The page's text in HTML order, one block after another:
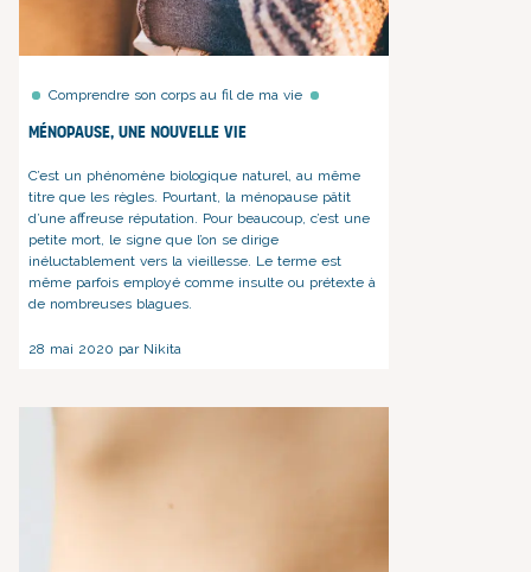
Comprendre son corps au fil de ma vie
Ménopause, une nouvelle vie
C’est un phénomène biologique naturel, au même
titre que les règles. Pourtant, la ménopause pâtit
d’une affreuse réputation. Pour beaucoup, c’est une
petite mort, le signe que l’on se dirige
inéluctablement vers la vieillesse. Le terme est
même parfois employé comme insulte ou prétexte à
de nombreuses blagues.
28 mai 2020 par Nikita